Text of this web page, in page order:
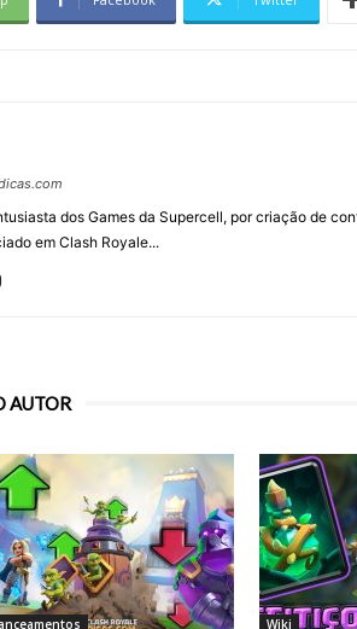
dos Games da Supercell, por criação de
em Clash Royale...
AUTOR
Wiki